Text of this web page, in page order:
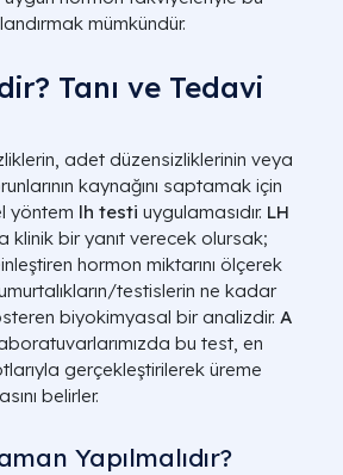
mümkündür.
Tanı ve Tedavi
adet düzensizliklerinin veya
kaynağını saptamak için
yöntem lh testi uygulamasıdır. LH
klinik bir yanıt verecek olursak;
hormon miktarını ölçerek
testislerin ne kadar
biyokimyasal bir analizdir. A
bu test, en
gerçekleştirilerek üreme
belirler.
Yapılmalıdır?